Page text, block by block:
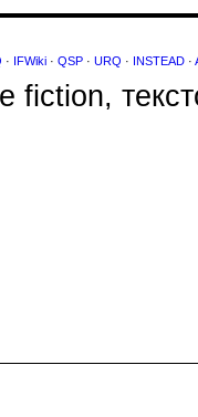
· IFWiki · QSP · URQ · INSTEAD ·